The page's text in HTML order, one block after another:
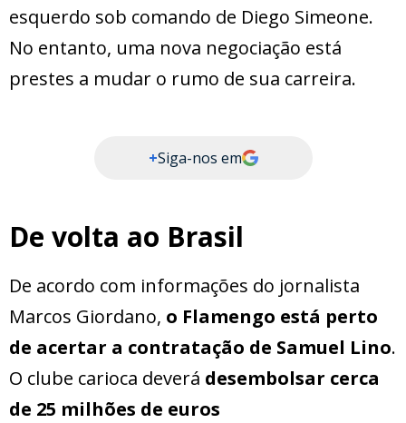
esquerdo sob comando de Diego Simeone.
No entanto, uma nova negociação está
prestes a mudar o rumo de sua carreira.
+Siga-nos em
De volta ao Brasil
De acordo com informações do jornalista
Marcos Giordano, o Flamengo está perto
de acertar a contratação de Samuel Lino.
O clube carioca deverá desembolsar cerca
de 25 milhões de euros